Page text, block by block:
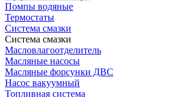
Помпы водяные
Термостаты
Система смазки
Система смазки
Масловлагоотделитель
Масляные насосы
Масляные форсунки ДВС
Насос вакуумный
Топливная система